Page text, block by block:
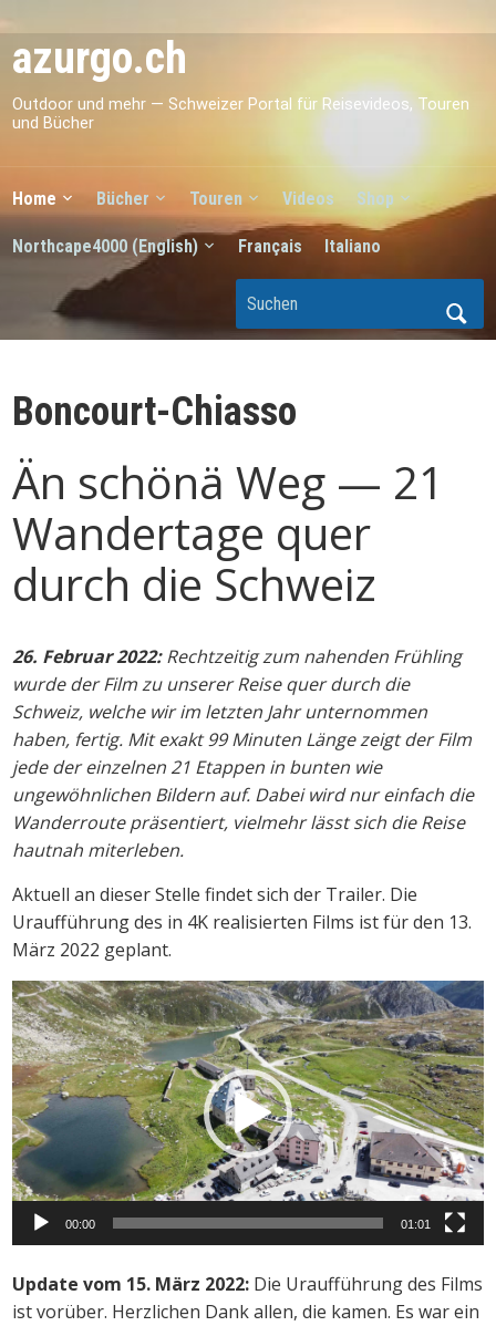
azurgo.ch
Outdoor und mehr — Schweizer Portal für Reisevideos, Touren
und Bücher
Home Bücher Touren Videos Shop
Northcape4000 (English) Français Italiano
Boncourt-Chiasso
Än schönä Weg — 21
Wandertage quer
durch die Schweiz
26. Februar 2022:Rechtzeitig zum nahenden Frühling
wurde der Film zu unserer Reise quer durch die
Schweiz, welche wir im letzten Jahr unternommen
haben, fertig. Mit exakt 99 Minuten Länge zeigt der Film
jede der einzelnen 21 Etappen in bunten wie
ungewöhnlichen Bildern auf. Dabei wird nur einfach die
Wanderroute präsentiert, vielmehr lässt sich die Reise
hautnah miterleben.
Aktuell an dieser Stelle findet sich der Trailer. Die
Uraufführung des in 4K realisierten Films ist für den 13.
März 2022 geplant.
Video-
Player
00:00 01:01
Update vom 15. März 2022: Die Uraufführung des Films
ist vorüber. Herzlichen Dank allen, die kamen. Es war ein